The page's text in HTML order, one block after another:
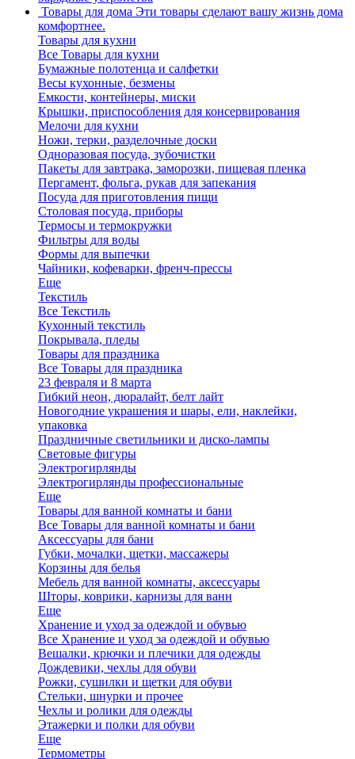
Товары для дома Эти товары сделают вашу жизнь дома
комфортнее.
Товары для кухни
Все Товары для кухни
Бумажные полотенца и салфетки
Весы кухонные, безмены
Емкости, контейнеры, миски
Крышки, приспособления для консервирования
Мелочи для кухни
Ножи, терки, разделочные доски
Одноразовая посуда, зубочистки
Пакеты для завтрака, заморозки, пищевая пленка
Пергамент, фольга, рукав для запекания
Посуда для приготовления пищи
Столовая посуда, приборы
Термосы и термокружки
Фильтры для воды
Формы для выпечки
Чайники, кофеварки, френч-прессы
Еще
Текстиль
Все Текстиль
Кухонный текстиль
Покрывала, пледы
Товары для праздника
Все Товары для праздника
23 февраля и 8 марта
Гибкий неон, дюралайт, белт лайт
Новогодние украшения и шары, ели, наклейки,
упаковка
Праздничные светильники и диско-лампы
Световые фигуры
Электрогирлянды
Электрогирлянды профессиональные
Еще
Товары для ванной комнаты и бани
Все Товары для ванной комнаты и бани
Аксессуары для бани
Губки, мочалки, щетки, массажеры
Корзины для белья
Мебель для ванной комнаты, аксессуары
Шторы, коврики, карнизы для ванн
Еще
Хранение и уход за одеждой и обувью
Все Хранение и уход за одеждой и обувью
Вешалки, крючки и плечики для одежды
Дождевики, чехлы для обуви
Рожки, сушилки и щетки для обуви
Стельки, шнурки и прочее
Чехлы и ролики для одежды
Этажерки и полки для обуви
Еще
Термометры